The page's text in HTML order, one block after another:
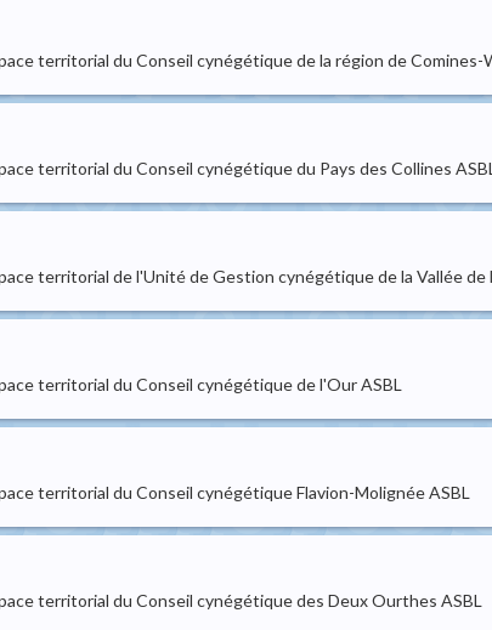
territorial du Conseil cynégétique de la région de Comines-
territorial du Conseil cynégétique du Pays des Collines ASBL
territorial de l'Unité de Gestion cynégétique de la Vallée de
territorial du Conseil cynégétique de l'Our ASBL
territorial du Conseil cynégétique Flavion-Molignée ASBL
territorial du Conseil cynégétique des Deux Ourthes ASBL